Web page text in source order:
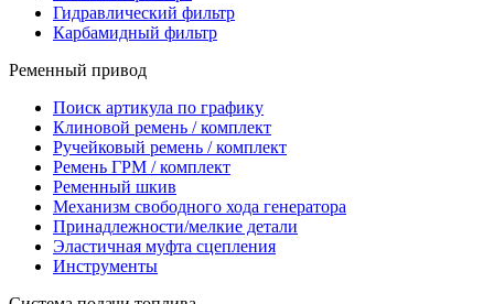
Гидравлический фильтр
Карбамидный фильтр
Ременный привод
Поиск артикула по графику
Клиновой ремень / комплект
Ручейковый ремень / комплект
Ремень ГРМ / комплект
Ременный шкив
Механизм свободного хода генератора
Принадлежности/мелкие детали
Эластичная муфта сцепления
Инструменты